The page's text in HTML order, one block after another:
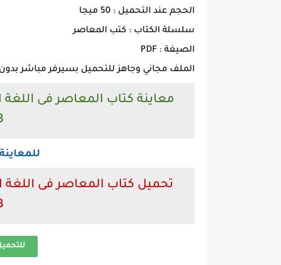
الحجم عند التحميل : 50 ميجا
سلسلة الكتاب : كتب المعاصر
الصيغة : PDF
الملف مجاني وجاهز للتحميل بسيرفر مباشر بدون
معاينة كتاب المعاصر فى اللغة
تحميل كتاب المعاصر فى اللغة